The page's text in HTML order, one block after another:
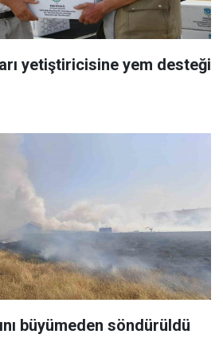
yetiştiricisine yem desteği
büyümeden söndürüldü